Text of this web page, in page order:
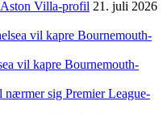
Villa-profil 21. juli 2026
vil kapre Bournemouth-